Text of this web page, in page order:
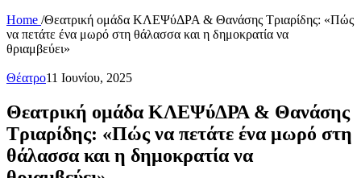
Home /Θεατρική ομάδα ΚΛΕΨύΔΡΑ & Θανάσης Τριαρίδης: «Πώς
να πετάτε ένα μωρό στη θάλασσα και η δημοκρατία να
θριαμβεύει»
Θέατρο11 Ιουνίου, 2025
Θεατρική ομάδα ΚΛΕΨύΔΡΑ & Θανάσης
Τριαρίδης: «Πώς να πετάτε ένα μωρό στη
θάλασσα και η δημοκρατία να